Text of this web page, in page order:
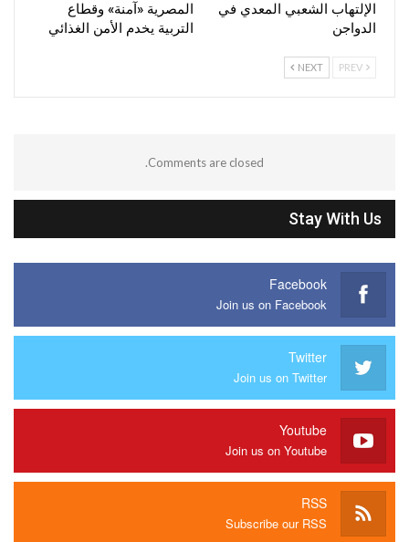
الإلتهاب الشعبي المعدي في
الدواجن
المصرية «آمنة» وقطاع
التربية يخدم الأمن الغذائي
NEXT
Comments are closed.
Stay With Us
Facebook
Join us on Facebook
Twitter
Join us on Twitter
Youtube
Join us on Youtube
RSS
Subscribe our RSS